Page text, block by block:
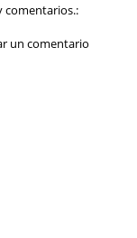
comentarios.:
un comentario